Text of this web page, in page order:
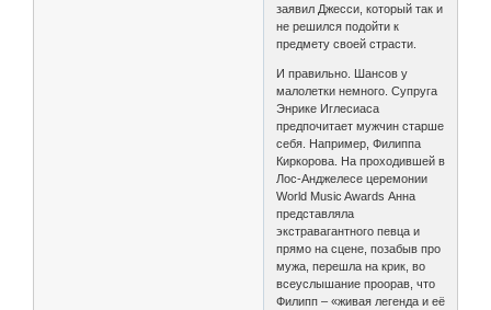
заявил Джесси, который так и
не решился подойти к
предмету своей страсти.
И правильно. Шансов у
малолетки немного. Супруга
Энрике Иглесиаса
предпочитает мужчин старше
себя. Например, Филиппа
Киркорова. На проходившей в
Лос-Анджелесе церемонии
World Music Awards Анна
представляла
экстравагантного певца и
прямо на сцене, позабыв про
мужа, перешла на крик, во
всеуслышание проорав, что
Филипп – «живая легенда и её